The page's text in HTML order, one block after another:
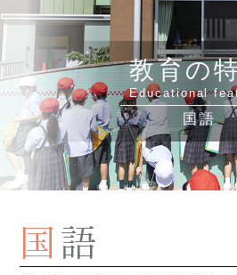
教育の
Educational
国語
国 語